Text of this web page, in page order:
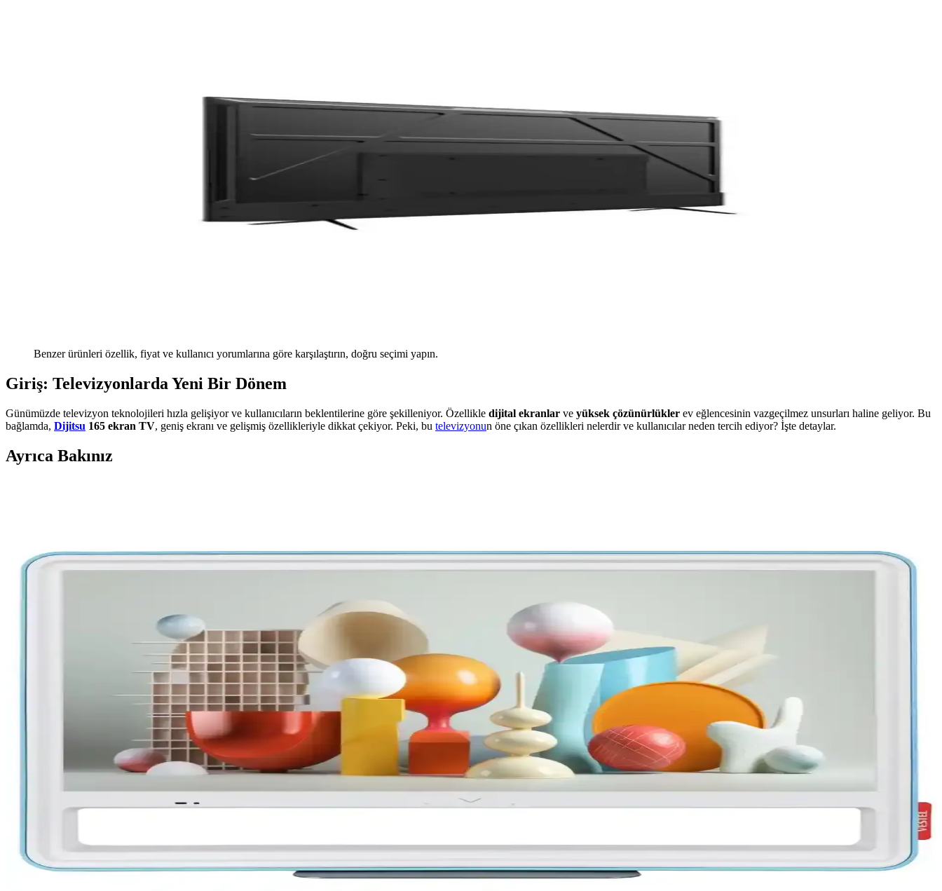
Benzer ürünleri özellik, fiyat ve kullanıcı yorumlarına göre karşılaştırın, doğru seçimi yapın.
Giriş: Televizyonlarda Yeni Bir Dönem
Günümüzde televizyon teknolojileri hızla gelişiyor ve kullanıcıların beklentilerine göre şekilleniyor. Özellikle dijital ekranlar ve yüksek çözünürlükler ev eğlencesinin vazgeçilmez unsurları haline geliyor. Bu
bağlamda, Dijitsu 165 ekran TV, geniş ekranı ve gelişmiş özellikleriyle dikkat çekiyor. Peki, bu televizyonun öne çıkan özellikleri nelerdir ve kullanıcılar neden tercih ediyor? İşte detaylar.
Ayrıca Bakınız
TCL 65C655 65 İnç 4K HDR Dolby Vision Akıllı Televizyon Özellikleri ve Kullanım Alanları
TV ve Ekran Boyutlarında İnç Ölçüsü: Kullanım ve Ölçüm Yöntemleri Hakkında Kapsamlı Bilgi
Televizyon ve ekran ölçüleri, inç kavramı ve ölçüm yöntemleriyle ilgili detaylı bilgiler içerir. Doğru ekran seçimi için temel ölçümler ve pratik bilgiler sunar.
AirPlay ve Mac Entegrasyonu ile Kablosuz Ekran Paylaşımında Yeni Dönem
AirPlay ve Mac entegrasyonu sayesinde kablosuz ekran paylaşımı kolaylaşıyor. Uyumlu cihazlar ve güvenli bağlantılarla medya ve ekran yansıtma deneyiminizi geliştirin.
TCL Markası: Ürün Çeşitliliği ve Fiyat Avantajlarıyla Güçlü Bir Marka mı Yoksa Eleştirilerin Merkezi mi?
TCL, geniş ürün portföyü ve uygun fiyatlarıyla öne çıkarken, müşteri hizmetleri ve destek konusundaki sorunlar markanın algısını etkiliyor.
Samsung Smart View ile Mobil ve Televizyon Deneyimini Geliştiren Pratik Çözüm
Samsung Smart View, mobil cihazlar ve televizyonlar arasında kablosuz içerik paylaşımını kolaylaştıran kullanışlı bir uygulamadır. Hızlı ve yüksek kaliteli aktarım sağlar.
Samsung Smart TV'de kanal ayarlama işlemi, doğru adımlar ve ayarlarla hızlıca tamamlanır. Bölge ve ülke ayarları, otomatik tarama ve bağlantı kontrolleriyle sorunsuz izleme sağlayın.
Vestel Mobil TV: Taşınabilir ve Kablosuz Teknoloji ile Günümüz Eğilimlerine Uyum Sağlayan Cihaz